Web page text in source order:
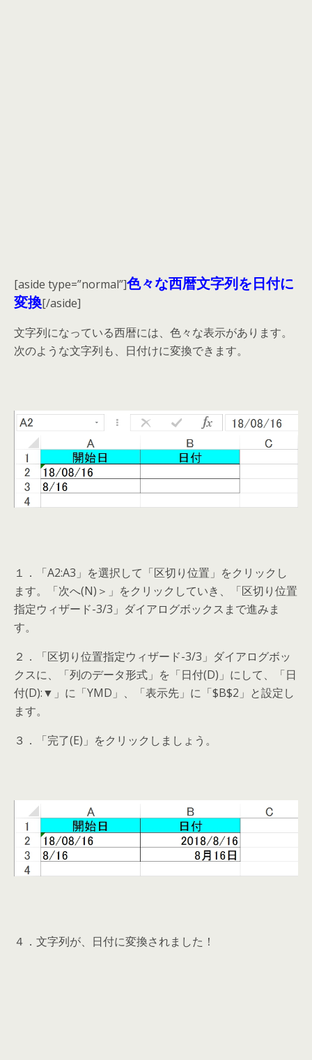
[aside type=”normal”]色々な西暦文字列を日付に
変換[/aside]
文字列になっている西暦には、色々な表示があります。
次のような文字列も、日付けに変換できます。
１．「A2:A3」を選択して「区切り位置」をクリックし
ます。「次へ(N)＞」をクリックしていき、「区切り位置
指定ウィザード-3/3」ダイアログボックスまで進みま
す。
２．「区切り位置指定ウィザード-3/3」ダイアログボッ
クスに、「列のデータ形式」を「日付(D)」にして、「日
付(D):▼」に「YMD」、「表示先」に「$B$2」と設定し
ます。
３．「完了(E)」をクリックしましょう。
４．文字列が、日付に変換されました！